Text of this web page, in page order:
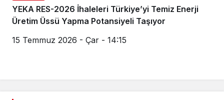
YEKA RES-2026 İhaleleri Türkiye’yi Temiz Enerji
Üretim Üssü Yapma Potansiyeli Taşıyor
15 Temmuz 2026 - Çar - 14:15